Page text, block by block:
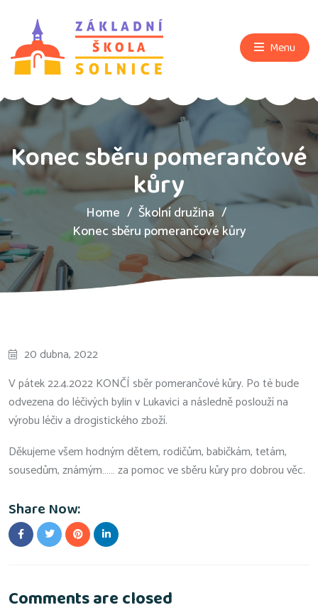
Menu
Konec sběru pomerančové
kůry
Home
Školní družina
Konec sběru pomerančové kůry
20 dubna, 2022
V pátek 22.4.2022 KONČÍ sběr pomerančové kůry. Po té bude
odvezena do léčivých bylin v Lukavici a následně poslouží na
výrobu léčiv a drogistického zboží.
Děkujeme všem hodným dětem, rodičům, babičkám, tetám,
sousedům, známým…… za pomoc ve sběru kůry pro dobrou věc.
Share Now:
Comments are closed